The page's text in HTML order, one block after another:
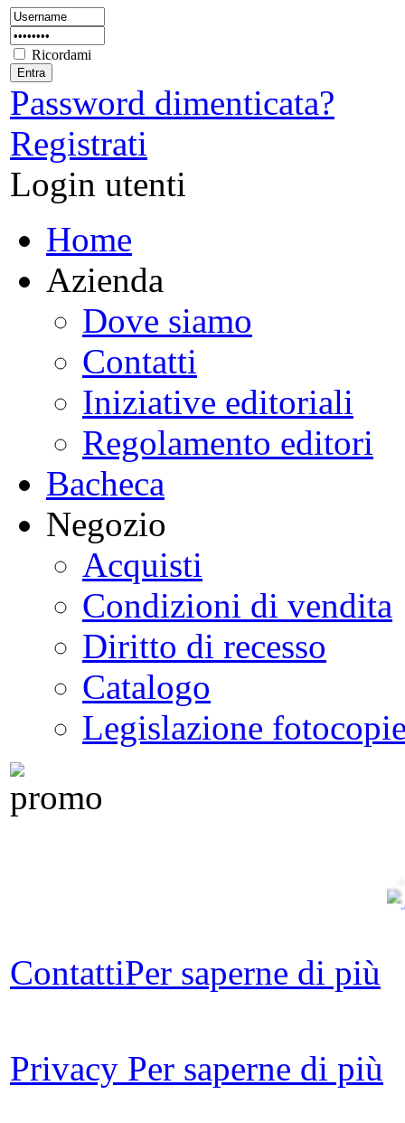
Ricordami
Password dimenticata?
Registrati
Login utenti
Home
Azienda
Dove siamo
Contatti
Iniziative editoriali
Regolamento editori
Bacheca
Negozio
Acquisti
Condizioni di vendita
Diritto di recesso
Catalogo
Legislazione
ContattiPer saperne di più
Privacy Per saperne di più